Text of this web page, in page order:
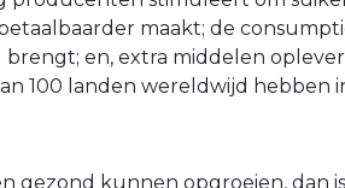
maakt; de
en, extra middelen
100 landen wereldwijd hebben
gezond kunnen opgroeien, dan